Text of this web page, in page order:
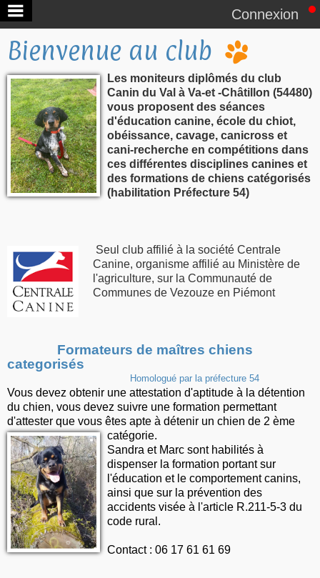
Connexion
Devenez membre
Ecole du chiot
Obeissance
Cavage
Canicross
R.U.
Docs à télécharger
Galerie
Dernières nouvelles
Horaires
Derniers posts
Envoyer un post
Bienvenue au club
Les moniteurs diplômés du club
Canin du Val à Va-et -Châtillon (54480)
vous proposent des séances
d'éducation canine, école du chiot,
obéissance, cavage, canicross et
cani-recherche en compétitions dans
ces différentes disciplines canines et
des formations de chiens catégorisés
(habilitation Préfecture 54)
Seul club affilié à la société Centrale
Canine, organisme affilié au Ministère de
l'agriculture, sur la Communauté de
Communes de Vezouze en Piémont
Formateurs de maîtres chiens
categorisés
Homologué par la préfecture 54
Vous devez obtenir une attestation d'aptitude à la détention
du chien, vous devez suivre une formation permettant
d'attester que vous êtes apte à détenir un chien de 2 ème
catégorie.
Sandra et Marc sont habilités à
dispenser la formation portant sur
l'éducation et le comportement canins,
ainsi que sur la prévention des
accidents visée à l'article R.211-5-3 du
code rural.
Contact : 06 17 61 61 69